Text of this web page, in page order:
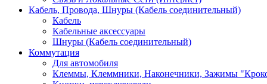
Кабель, Провода, Шнуры (Кабель соединительный)
Кабель
Кабельные аксессуары
Шнуры (Кабель соединительный)
Коммутация
Для автомобиля
Клеммы, Клеммники, Наконечники, Зажимы